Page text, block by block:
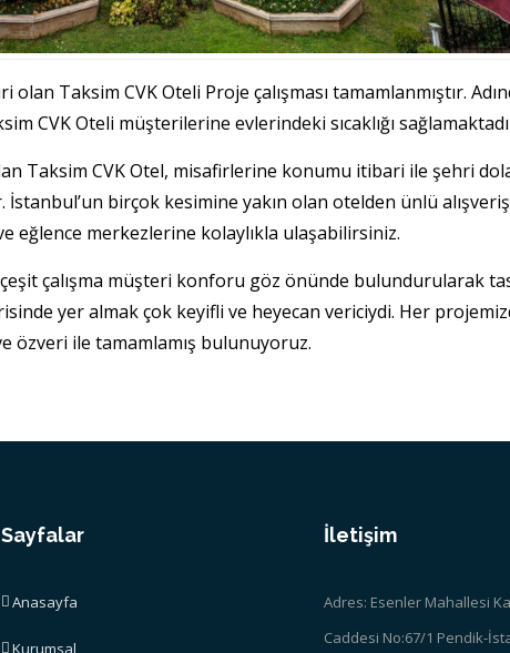
Taksim CVK Oteli Proje çalışması tamamlanmıştır.
CVK Oteli müşterilerine evlerindeki sıcaklığı
Taksim CVK Otel, misafirlerine konumu itibari ile şehri
birçok kesimine yakın olan otelden ünlü alışveriş
eğlence merkezlerine kolaylıkla ulaşabilirsiniz.
çalışma müşteri konforu göz önünde bulundurularak
yer almak çok keyifli ve heyecan vericiydi. Her
özveri ile tamamlamış bulunuyoruz.
Sayfalar
Anasayfa
Kurumsal
İletişim
Adres: Esenler Mahallesi
Caddesi No:67/1 Pendik-